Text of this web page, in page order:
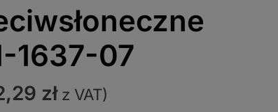
1637-07
złz VAT)